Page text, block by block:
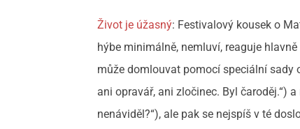
Život je úžasný: Festivalový kousek o
hýbe minimálně, nemluví, reaguje
může domlouvat pomocí speciální sady
ani opravář, ani zločinec. Byl čaroděj.“)
nenáviděl?“), ale pak se nejspíš v té